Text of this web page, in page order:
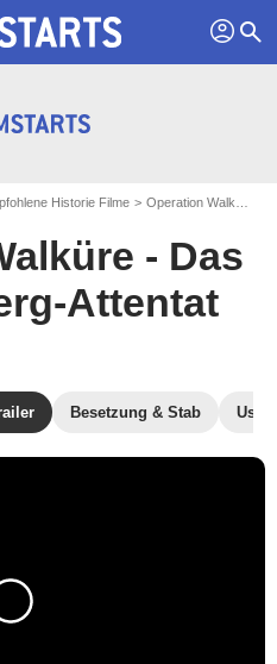
profil search
Historie Filme Operation Walküre - Das Stauffenberg-Attentat
- Das
Attentat
Besetzung & Stab